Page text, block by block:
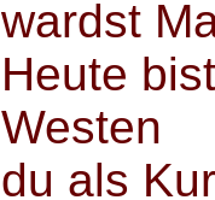
wardst
Heute
Westen
du als